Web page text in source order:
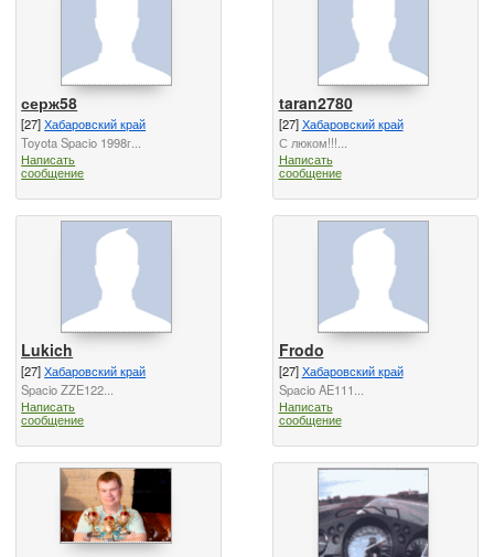
серж58
[27]Хабаровский край
Toyota Spacio 1998г...
Написать
сообщение
taran2780
[27]Хабаровский край
С люком!!!...
Написать
сообщение
Lukich
[27]Хабаровский край
Spacio ZZE122...
Написать
сообщение
Frodo
[27]Хабаровский край
Spacio AE111...
Написать
сообщение